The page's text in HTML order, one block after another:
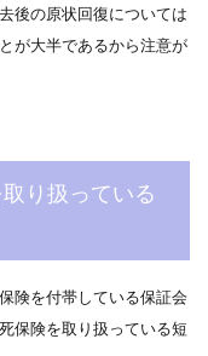
後の原状回復については
が大半であるから注意が
り扱っている
険を付帯している保証会
保険を取り扱っている短